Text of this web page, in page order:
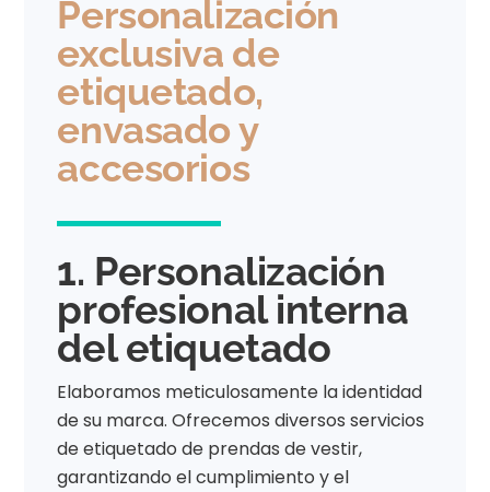
Personalización
exclusiva de
etiquetado,
envasado y
accesorios
1. Personalización
profesional interna
del etiquetado
Elaboramos meticulosamente la identidad
de su marca. Ofrecemos diversos servicios
de etiquetado de prendas de vestir,
garantizando el cumplimiento y el